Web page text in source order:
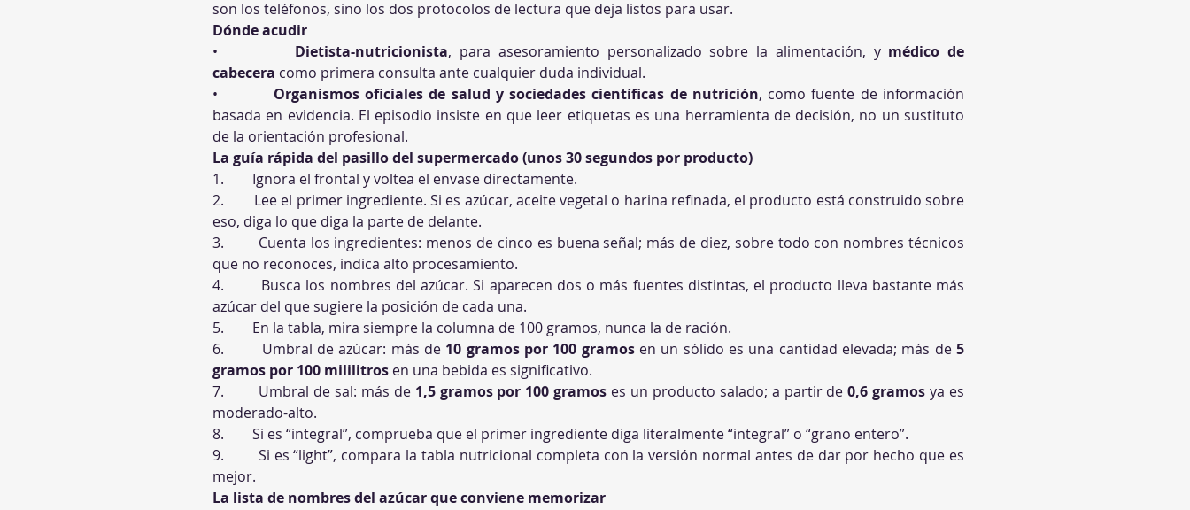
son los teléfonos, sino los dos protocolos de lectura que deja listos para usar.
Dónde acudir
• Dietista-nutricionista, para asesoramiento personalizado sobre la alimentación, y médico de
cabecera como primera consulta ante cualquier duda individual.
• Organismos oficiales de salud y sociedades científicas de nutrición, como fuente de información
basada en evidencia. El episodio insiste en que leer etiquetas es una herramienta de decisión, no un sustituto
de la orientación profesional.
La guía rápida del pasillo del supermercado (unos 30 segundos por producto)
1.        Ignora el frontal y voltea el envase directamente.
2.        Lee el primer ingrediente. Si es azúcar, aceite vegetal o harina refinada, el producto está construido sobre
eso, diga lo que diga la parte de delante.
3.        Cuenta los ingredientes: menos de cinco es buena señal; más de diez, sobre todo con nombres técnicos
que no reconoces, indica alto procesamiento.
4.        Busca los nombres del azúcar. Si aparecen dos o más fuentes distintas, el producto lleva bastante más
azúcar del que sugiere la posición de cada una.
5.        En la tabla, mira siempre la columna de 100 gramos, nunca la de ración.
6.        Umbral de azúcar: más de 10 gramos por 100 gramos en un sólido es una cantidad elevada; más de 5
gramos por 100 mililitros en una bebida es significativo.
7.        Umbral de sal: más de 1,5 gramos por 100 gramos es un producto salado; a partir de 0,6 gramos ya es
moderado-alto.
8.        Si es “integral”, comprueba que el primer ingrediente diga literalmente “integral” o “grano entero”.
9.        Si es “light”, compara la tabla nutricional completa con la versión normal antes de dar por hecho que es
mejor.
La lista de nombres del azúcar que conviene memorizar